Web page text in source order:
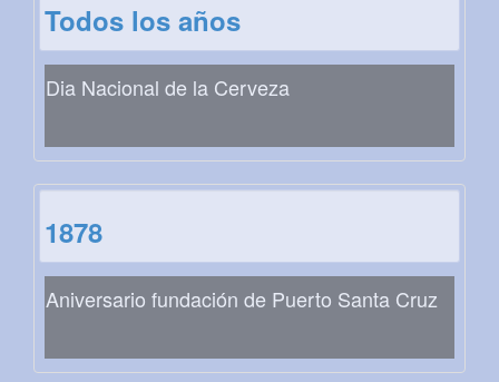
Todos los años
Dia Nacional de la Cerveza
1878
Aniversario fundación de Puerto Santa Cruz